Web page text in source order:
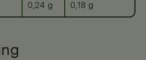
0,24 g 0,18 g